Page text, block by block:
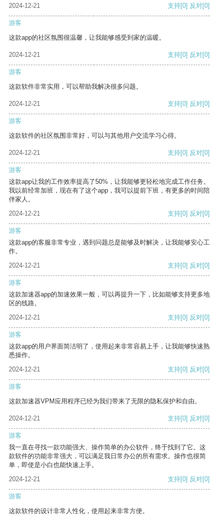
2024-12-21
支持[0] 反对[0]
游客
这款app的社区氛围很温馨，让我能够感受到家的温暖。
2024-12-21 支持[0] 反对[0]
游客
这款软件非常实用，可以帮助我解决很多问题。
2024-12-21 支持[0] 反对[0]
游客
这款软件的社区氛围非常好，可以与其他用户交流学习心得。
2024-12-21 支持[0] 反对[0]
游客
这款app让我的工作效率提高了50%，让我能够更轻松地完成工作任务。
我以前经常加班，现在有了这个app，我可以提前下班，有更多的时间陪
伴家人。
2024-12-21
支持[0] 反对[0]
游客
这款app的客服非常专业，遇到问题总是能够及时解决，让我能够安心工
作。
2024-12-21
支持[0] 反对[0]
游客
这款加速器app的加速效果一般，可以再提升一下，比如能够支持更多地
区的线路。
2024-12-21
支持[0] 反对[0]
游客
这款app的用户界面简洁明了，使用起来非常容易上手，让我能够快速熟
悉操作。
2024-12-21
支持[0] 反对[0]
游客
这款加速器VPM应用程序已经为我们带来了无限的隐私保护和自由。
2024-12-21 支持[0] 反对[0]
游客
我一直在寻找一款功能强大、操作简单的办公软件，终于找到了它。这
款软件的功能非常强大，可以满足我日常办公的所有需求。操作也很简
单，即使是小白也能快速上手。
2024-12-21
支持[0] 反对[0]
游客
这款软件的设计非常人性化，使用起来非常方便。